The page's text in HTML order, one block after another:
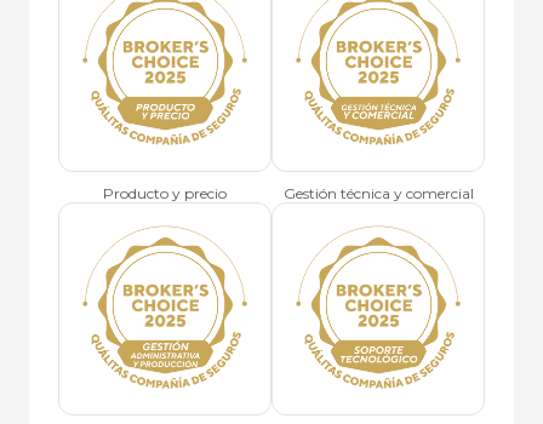
Producto y precio Gestión técnica y comercial